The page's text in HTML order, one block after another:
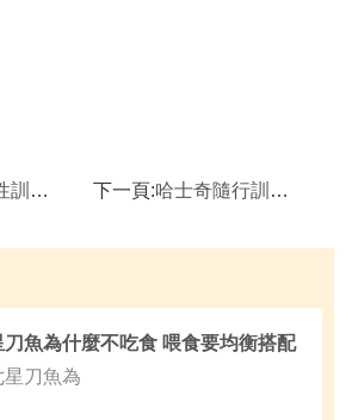
求領養 下一頁:哈士奇隨行訓練,成功訓練哈士奇有兩點
刀魚為什麼不吃食 喂食要均衡搭配
刀魚為